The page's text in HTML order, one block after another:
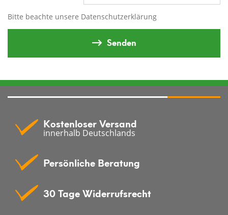
Bitte beachte unsere Datenschutzerklärung
Senden
Kostenloser Versand
innerhalb Deutschlands
Persönliche Beratung
30 Tage Widerrufsrecht